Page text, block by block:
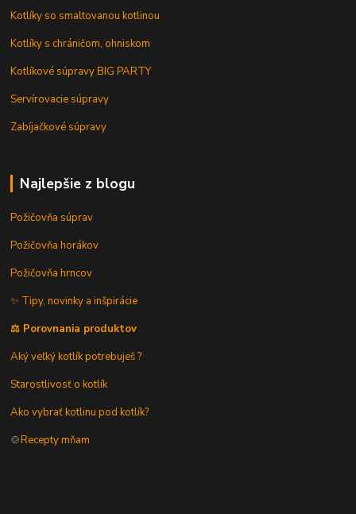
Kotlíky so smaltovanou kotlinou
Kotlíky s chráničom, ohniskom
Kotlíkové súpravy BIG PARTY
Servírovacie súpravy
Zabíjačkové súpravy
Najlepšie z blogu
Požičovňa súprav
Požičovňa horákov
Požičovňa hrncov
✨ Tipy, novinky a inšpirácie
⚖️ Porovnania produktov
Aký veľký kotlík potrebuješ ?
Starostlivosť o kotlík
Ako vybrať kotlinu pod kotlík?
🍲Recepty mňam